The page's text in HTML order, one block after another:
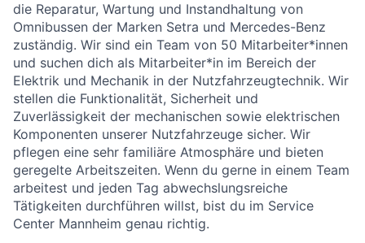
die Reparatur, Wartung und Instandhaltung von
Omnibussen der Marken Setra und Mercedes-Benz
zuständig. Wir sind ein Team von 50 Mitarbeiter*innen
und suchen dich als Mitarbeiter*in im Bereich der
Elektrik und Mechanik in der Nutzfahrzeugtechnik. Wir
stellen die Funktionalität, Sicherheit und
Zuverlässigkeit der mechanischen sowie elektrischen
Komponenten unserer Nutzfahrzeuge sicher. Wir
pflegen eine sehr familiäre Atmosphäre und bieten
geregelte Arbeitszeiten. Wenn du gerne in einem Team
arbeitest und jeden Tag abwechslungsreiche
Tätigkeiten durchführen willst, bist du im Service
Center Mannheim genau richtig.